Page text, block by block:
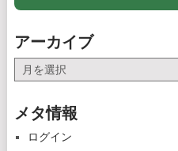
アーカイブ
ー
イ
メタ情報
ログイン